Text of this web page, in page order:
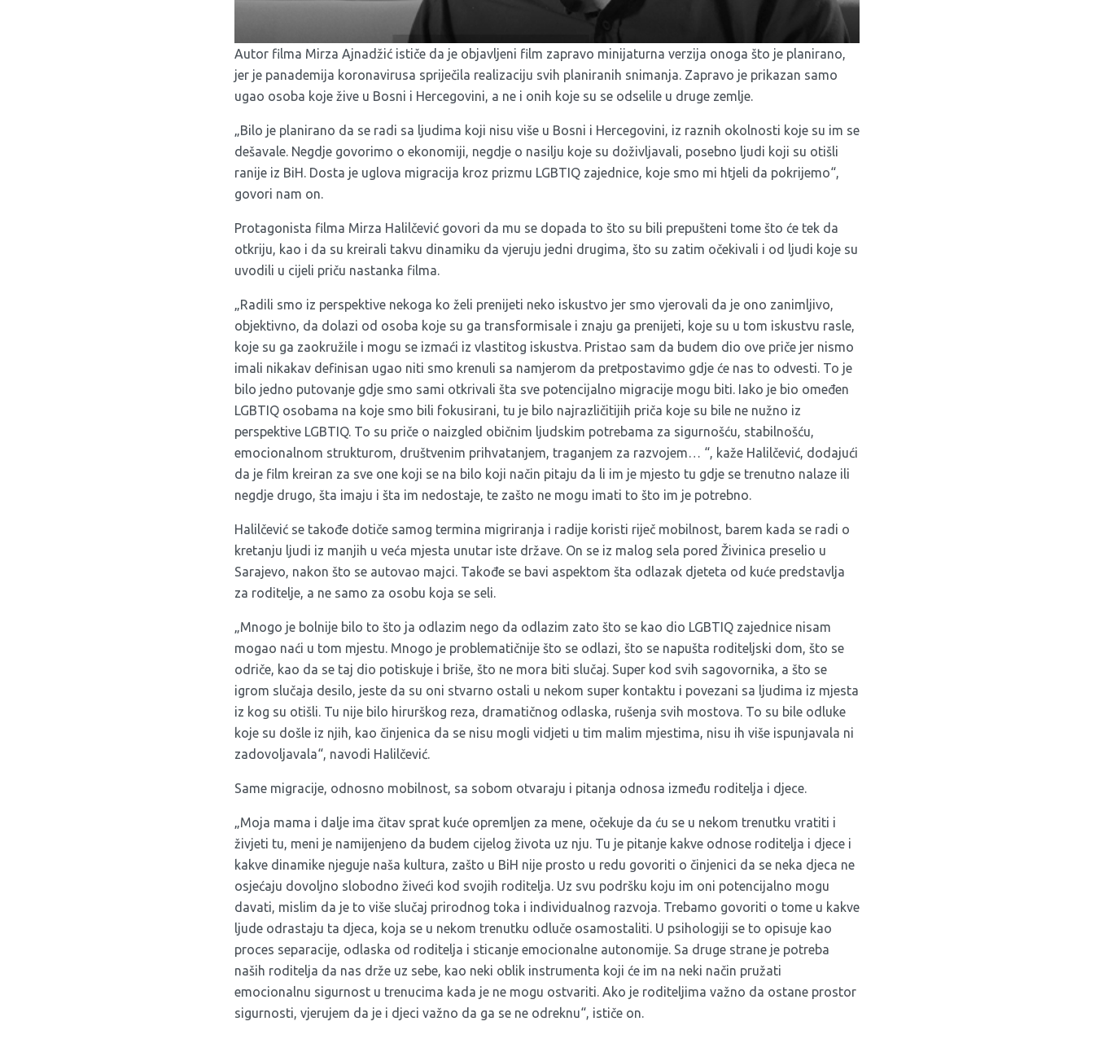
Autor filma Mirza Ajnadžić ističe da je objavljeni film zapravo minijaturna verzija onoga što je planirano,
jer je panademija koronavirusa spriječila realizaciju svih planiranih snimanja. Zapravo je prikazan samo
ugao osoba koje žive u Bosni i Hercegovini, a ne i onih koje su se odselile u druge zemlje.
„Bilo je planirano da se radi sa ljudima koji nisu više u Bosni i Hercegovini, iz raznih okolnosti koje su im se
dešavale. Negdje govorimo o ekonomiji, negdje o nasilju koje su doživljavali, posebno ljudi koji su otišli
ranije iz BiH. Dosta je uglova migracija kroz prizmu LGBTIQ zajednice, koje smo mi htjeli da pokrijemo“,
govori nam on.
Protagonista filma Mirza Halilčević govori da mu se dopada to što su bili prepušteni tome što će tek da
otkriju, kao i da su kreirali takvu dinamiku da vjeruju jedni drugima, što su zatim očekivali i od ljudi koje su
uvodili u cijeli priču nastanka filma.
„Radili smo iz perspektive nekoga ko želi prenijeti neko iskustvo jer smo vjerovali da je ono zanimljivo,
objektivno, da dolazi od osoba koje su ga transformisale i znaju ga prenijeti, koje su u tom iskustvu rasle,
koje su ga zaokružile i mogu se izmaći iz vlastitog iskustva. Pristao sam da budem dio ove priče jer nismo
imali nikakav definisan ugao niti smo krenuli sa namjerom da pretpostavimo gdje će nas to odvesti. To je
bilo jedno putovanje gdje smo sami otkrivali šta sve potencijalno migracije mogu biti. Iako je bio omeđen
LGBTIQ osobama na koje smo bili fokusirani, tu je bilo najrazličitijih priča koje su bile ne nužno iz
perspektive LGBTIQ. To su priče o naizgled običnim ljudskim potrebama za sigurnošću, stabilnošću,
emocionalnom strukturom, društvenim prihvatanjem, traganjem za razvojem… “, kaže Halilčević, dodajući
da je film kreiran za sve one koji se na bilo koji način pitaju da li im je mjesto tu gdje se trenutno nalaze ili
negdje drugo, šta imaju i šta im nedostaje, te zašto ne mogu imati to što im je potrebno.
Halilčević se takođe dotiče samog termina migriranja i radije koristi riječ mobilnost, barem kada se radi o
kretanju ljudi iz manjih u veća mjesta unutar iste države. On se iz malog sela pored Živinica preselio u
Sarajevo, nakon što se autovao majci. Takođe se bavi aspektom šta odlazak djeteta od kuće predstavlja
za roditelje, a ne samo za osobu koja se seli.
„Mnogo je bolnije bilo to što ja odlazim nego da odlazim zato što se kao dio LGBTIQ zajednice nisam
mogao naći u tom mjestu. Mnogo je problematičnije što se odlazi, što se napušta roditeljski dom, što se
odriče, kao da se taj dio potiskuje i briše, što ne mora biti slučaj. Super kod svih sagovornika, a što se
igrom slučaja desilo, jeste da su oni stvarno ostali u nekom super kontaktu i povezani sa ljudima iz mjesta
iz kog su otišli. Tu nije bilo hirurškog reza, dramatičnog odlaska, rušenja svih mostova. To su bile odluke
koje su došle iz njih, kao činjenica da se nisu mogli vidjeti u tim malim mjestima, nisu ih više ispunjavala ni
zadovoljavala“, navodi Halilčević.
Same migracije, odnosno mobilnost, sa sobom otvaraju i pitanja odnosa između roditelja i djece.
„Moja mama i dalje ima čitav sprat kuće opremljen za mene, očekuje da ću se u nekom trenutku vratiti i
živjeti tu, meni je namijenjeno da budem cijelog života uz nju. Tu je pitanje kakve odnose roditelja i djece i
kakve dinamike njeguje naša kultura, zašto u BiH nije prosto u redu govoriti o činjenici da se neka djeca ne
osjećaju dovoljno slobodno živeći kod svojih roditelja. Uz svu podršku koju im oni potencijalno mogu
davati, mislim da je to više slučaj prirodnog toka i individualnog razvoja. Trebamo govoriti o tome u kakve
ljude odrastaju ta djeca, koja se u nekom trenutku odluče osamostaliti. U psihologiji se to opisuje kao
proces separacije, odlaska od roditelja i sticanje emocionalne autonomije. Sa druge strane je potreba
naših roditelja da nas drže uz sebe, kao neki oblik instrumenta koji će im na neki način pružati
emocionalnu sigurnost u trenucima kada je ne mogu ostvariti. Ako je roditeljima važno da ostane prostor
sigurnosti, vjerujem da je i djeci važno da ga se ne odreknu“, ističe on.